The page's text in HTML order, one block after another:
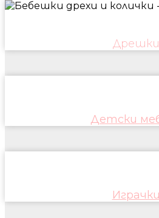
Дрешки
Детски
Играчки